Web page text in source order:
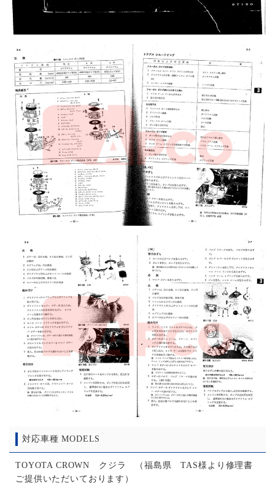
対応車種 MODELS
TOYOTA CROWN クジラ （福島県 TAS様より修理書
ご提供いただいております）